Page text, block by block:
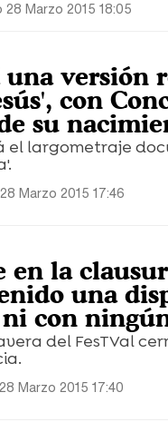
28 Marzo 2015 18:05
versión
con
su
el largometraje
Marzo 2015 17:46
en la
una
con
del FesTVal
Marzo 2015 17:40